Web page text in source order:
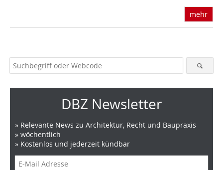
mehr
DBZ Newsletter
» Relevante News zu Architektur, Recht und Baupraxis
» wöchentlich
» Kostenlos und jederzeit kündbar